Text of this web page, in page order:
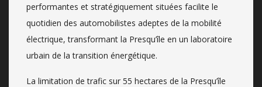
performantes et stratégiquement situées facilite le
quotidien des automobilistes adeptes de la mobilité
électrique, transformant la Presqu’île en un laboratoire
urbain de la transition énergétique.
La limitation de trafic sur 55 hectares de la Presqu’île